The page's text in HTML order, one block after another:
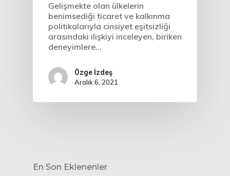
Gelişmekte olan ülkelerin
benimsediği ticaret ve kalkınma
politikalarıyla cinsiyet eşitsizliği
arasındaki ilişkiyi inceleyen, biriken
deneyimlere…
Özge İzdeş
Aralık 6, 2021
En Son Eklenenler